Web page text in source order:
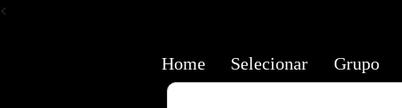
<
Home Selecionar Grupo